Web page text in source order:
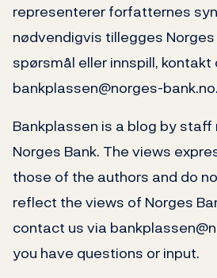
representerer forfatternes
nødvendigvis tillegges Norges
spørsmål eller innspill, kontakt
bankplassen@norges-bank.no.
Bankplassen is a blog by
Norges Bank. The views
those of the authors and do
reflect the views of Norges
contact us via
you have questions or input.